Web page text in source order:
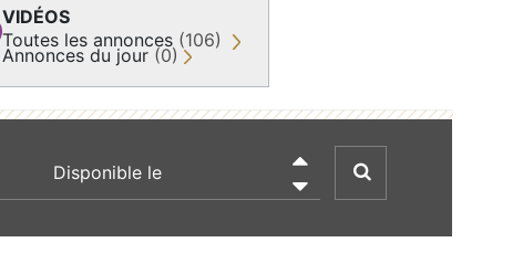
VIDÉOS
Toutes les annonces (106)
Annonces du jour (0)
